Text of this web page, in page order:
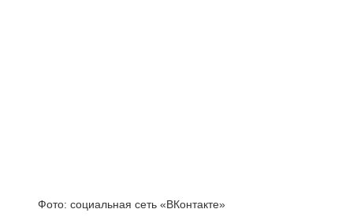
Фото: социальная сеть «ВКонтакте»